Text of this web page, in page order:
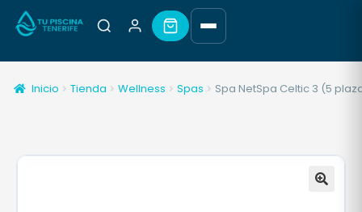
Inicio Tienda Wellness Spas Spa NetSpa Celtic 3 (5